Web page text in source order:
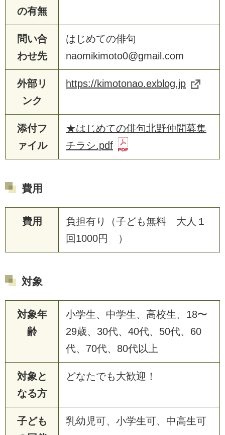
の有無
問い合
わせ先
はじめての俳句
naomikimoto0@gmail.com
外部リ
ンク
https://kimotonao.exblog.jp
添付フ
ァイル
★はじめての俳句北野仲間募集
チラシ.pdf
費用
費用
負担有り（子ども無料 大人１
回1000円 ）
対象
対象年
齢
小学生、中学生、高校生、18〜
29歳、30代、40代、50代、60
代、70代、80代以上
対象と
なる方
どなたでも大歓迎！
子ども
乳幼児可、小学生可、中高生可